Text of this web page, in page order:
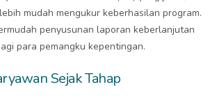
mudah mengukur keberhasilan program.
penyusunan laporan keberlanjutan
para pemangku kepentingan.
Sejak Tahap